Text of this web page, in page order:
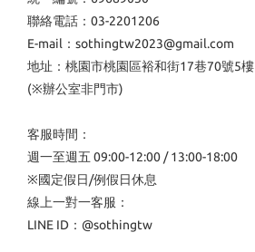
聯絡電話：03-2201206
E-mail：sothingtw2023@gmail.com
地址：桃園市桃園區裕和街17巷70號5樓
(※辦公室非門市)
客服時間：
週一至週五 09:00-12:00 / 13:00-18:00
※國定假日/例假日休息
線上一對一客服：
LINE ID： @sothingtw